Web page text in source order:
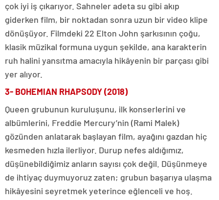
çok iyi iş çıkarıyor. Sahneler adeta su gibi akıp
giderken film, bir noktadan sonra uzun bir video klipe
dönüşüyor. Filmdeki 22 Elton John şarkısının çoğu,
klasik müzikal formuna uygun şekilde, ana karakterin
ruh halini yansıtma amacıyla hikâyenin bir parçası gibi
yer alıyor.
3- BOHEMIAN RHAPSODY (2018)
Queen grubunun kuruluşunu, ilk konserlerini ve
albümlerini, Freddie Mercury’nin (Rami Malek)
gözünden anlatarak başlayan film, ayağını gazdan hiç
kesmeden hızla ilerliyor. Durup nefes aldığımız,
düşünebildiğimiz anların sayısı çok değil. Düşünmeye
de ihtiyaç duymuyoruz zaten; grubun başarıya ulaşma
hikâyesini seyretmek yeterince eğlenceli ve hoş.